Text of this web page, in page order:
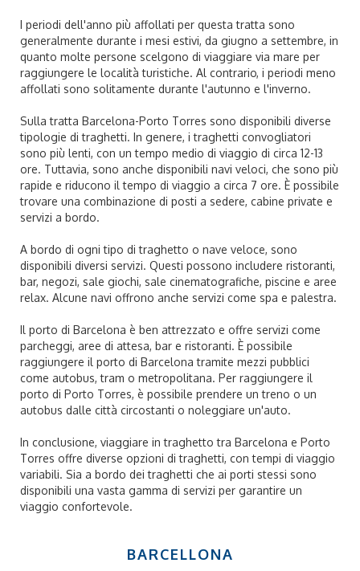
I periodi dell'anno più affollati per questa tratta sono
generalmente durante i mesi estivi, da giugno a settembre, in
quanto molte persone scelgono di viaggiare via mare per
raggiungere le località turistiche. Al contrario, i periodi meno
affollati sono solitamente durante l'autunno e l'inverno.
Sulla tratta Barcelona-Porto Torres sono disponibili diverse
tipologie di traghetti. In genere, i traghetti convogliatori
sono più lenti, con un tempo medio di viaggio di circa 12-13
ore. Tuttavia, sono anche disponibili navi veloci, che sono più
rapide e riducono il tempo di viaggio a circa 7 ore. È possibile
trovare una combinazione di posti a sedere, cabine private e
servizi a bordo.
A bordo di ogni tipo di traghetto o nave veloce, sono
disponibili diversi servizi. Questi possono includere ristoranti,
bar, negozi, sale giochi, sale cinematografiche, piscine e aree
relax. Alcune navi offrono anche servizi come spa e palestra.
Il porto di Barcelona è ben attrezzato e offre servizi come
parcheggi, aree di attesa, bar e ristoranti. È possibile
raggiungere il porto di Barcelona tramite mezzi pubblici
come autobus, tram o metropolitana. Per raggiungere il
porto di Porto Torres, è possibile prendere un treno o un
autobus dalle città circostanti o noleggiare un'auto.
In conclusione, viaggiare in traghetto tra Barcelona e Porto
Torres offre diverse opzioni di traghetti, con tempi di viaggio
variabili. Sia a bordo dei traghetti che ai porti stessi sono
disponibili una vasta gamma di servizi per garantire un
viaggio confortevole.
BARCELLONA